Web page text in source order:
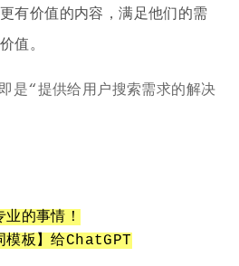
有价值的内容，满足他们的需
值。
是“提供给用户搜索需求的解决
的事情！
模板】给ChatGPT